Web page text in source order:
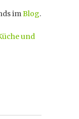
imBlog.
und